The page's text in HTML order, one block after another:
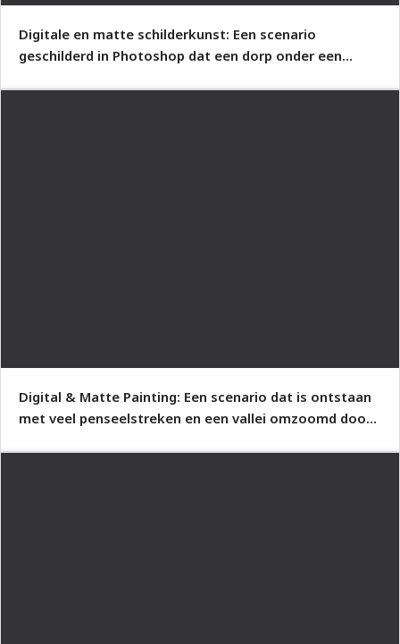
Digitale en matte schilderkunst: Een scenario
geschilderd in Photoshop dat een dorp onder een
Digital & Matte Painting: Een scenario dat is ontstaan
met veel penseelstreken en een vallei omzoomd door